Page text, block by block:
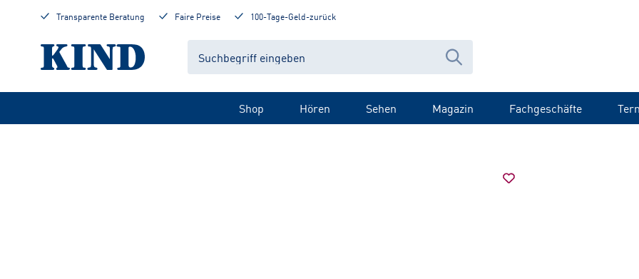
Transparente Beratung Faire Preise 100-Tage-Geld-zurück
Shop Hören Sehen Magazin Fachgeschäfte